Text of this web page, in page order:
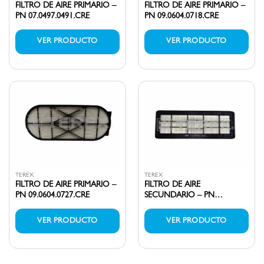
FILTRO DE AIRE PRIMARIO –
PN 07.0497.0491.CRE
VER PRODUCTO
FILTRO DE AIRE PRIMARIO –
PN 09.0604.0718.CRE
VER PRODUCTO
TEREX
FILTRO DE AIRE PRIMARIO –
PN 09.0604.0727.CRE
VER PRODUCTO
TEREX
FILTRO DE AIRE
SECUNDARIO – PN
VER PRODUCTO